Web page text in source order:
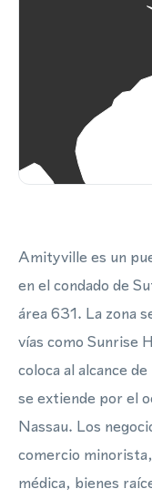
Amityville es un
en el condado de
área 631. La zona
vías como Sunrise
coloca al alcance
se extiende por el
Nassau. Los
comercio
médica, bienes